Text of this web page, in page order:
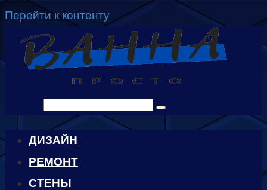
Перейти к контенту
ДИЗАЙН
РЕМОНТ
СТЕНЫ